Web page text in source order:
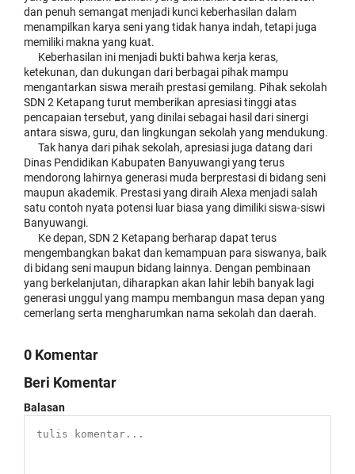
dan penuh semangat menjadi kunci keberhasilan dalam
menampilkan karya seni yang tidak hanya indah, tetapi juga
memiliki makna yang kuat.
Keberhasilan ini menjadi bukti bahwa kerja keras,
ketekunan, dan dukungan dari berbagai pihak mampu
mengantarkan siswa meraih prestasi gemilang. Pihak sekolah
SDN 2 Ketapang turut memberikan apresiasi tinggi atas
pencapaian tersebut, yang dinilai sebagai hasil dari sinergi
antara siswa, guru, dan lingkungan sekolah yang mendukung.
Tak hanya dari pihak sekolah, apresiasi juga datang dari
Dinas Pendidikan Kabupaten Banyuwangi yang terus
mendorong lahirnya generasi muda berprestasi di bidang seni
maupun akademik. Prestasi yang diraih Alexa menjadi salah
satu contoh nyata potensi luar biasa yang dimiliki siswa-siswi
Banyuwangi.
Ke depan, SDN 2 Ketapang berharap dapat terus
mengembangkan bakat dan kemampuan para siswanya, baik
di bidang seni maupun bidang lainnya. Dengan pembinaan
yang berkelanjutan, diharapkan akan lahir lebih banyak lagi
generasi unggul yang mampu membangun masa depan yang
cemerlang serta mengharumkan nama sekolah dan daerah.
0 Komentar
Beri Komentar
Balasan